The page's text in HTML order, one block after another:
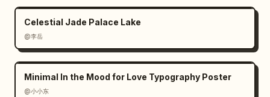
Celestial Jade Palace Lake
@李岳
Minimal In the Mood for Love Typography Poster
@小小东